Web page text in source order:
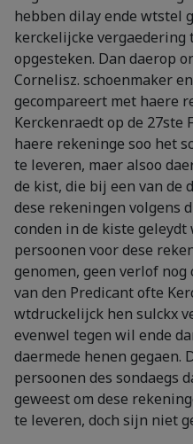
hebben dilay ende wtstel
kerckelijcke vergaedering
opgesteken. Dan daerop
Cornelisz. schoenmaker
gecompareert met haere
Kerckenraedt op de 27ste
haere rekeninge soo het
te leveren, maer alsoo
de kist, die bij een van de
dese rekeningen volgens
conden in de kiste geleydt
persoonen voor dese
genomen, geen verlof
van den Predicant ofte
wtdruckelijck hen sulckx
evenwel tegen wil ende
daermede henen gegaen.
persoonen des sondaegs
geweest om dese
te leveren, doch sijn niet